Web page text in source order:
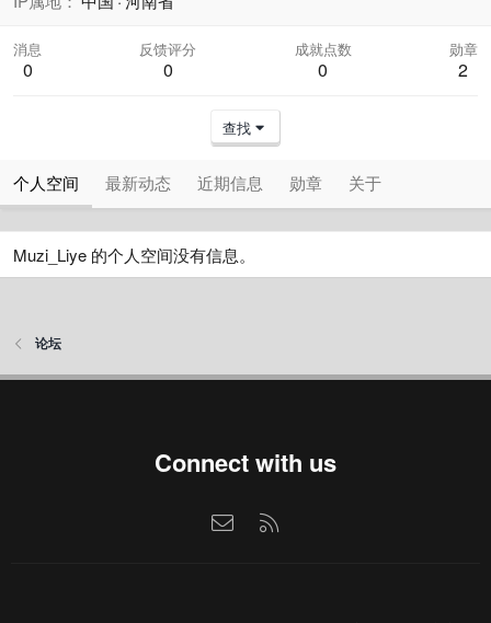
消息
0
反馈评分
0
成就点数
0
勋章
2
查找
个人空间 最新动态 近期信息 勋章 关于
Muzi_Liye 的个人空间没有信息。
论坛
Connect with us
联系我们